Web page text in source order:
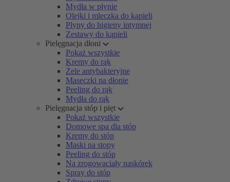
Mydła w płynie
Olejki i mleczka do kąpieli
Płyny do higieny intymnej
Zestawy do kąpieli
Pielęgnacja dłoni
Pokaż wszystkie
Kremy do rąk
Żele antybakteryjne
Maseczki na dłonie
Peeling do rąk
Mydła do rąk
Pielęgnacja stóp i pięt
Pokaż wszystkie
Domowe spa dla stóp
Kremy do stóp
Maski na stopy
Peeling do stóp
Na zrogowaciały naskórek
Spray do stóp